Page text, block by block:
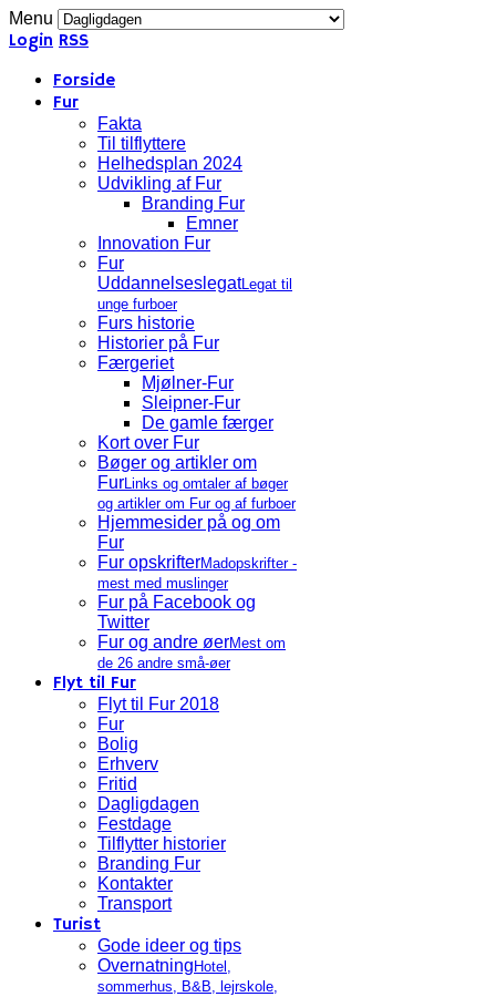
Menu
Login RSS
Forside
Fur
Fakta
Til tilflyttere
Helhedsplan 2024
Udvikling af Fur
Branding Fur
Emner
Innovation Fur
Fur
UddannelseslegatLegat til
unge furboer
Furs historie
Historier på Fur
Færgeriet
Mjølner-Fur
Sleipner-Fur
De gamle færger
Kort over Fur
Bøger og artikler om
FurLinks og omtaler af bøger
og artikler om Fur og af furboer
Hjemmesider på og om
Fur
Fur opskrifterMadopskrifter -
mest med muslinger
Fur på Facebook og
Twitter
Fur og andre øerMest om
de 26 andre små-øer
Flyt til Fur
Flyt til Fur 2018
Fur
Bolig
Erhverv
Fritid
Dagligdagen
Festdage
Tilflytter historier
Branding Fur
Kontakter
Transport
Turist
Gode ideer og tips
Overnatning Hotel,
sommerhus, B&B, lejrskole,